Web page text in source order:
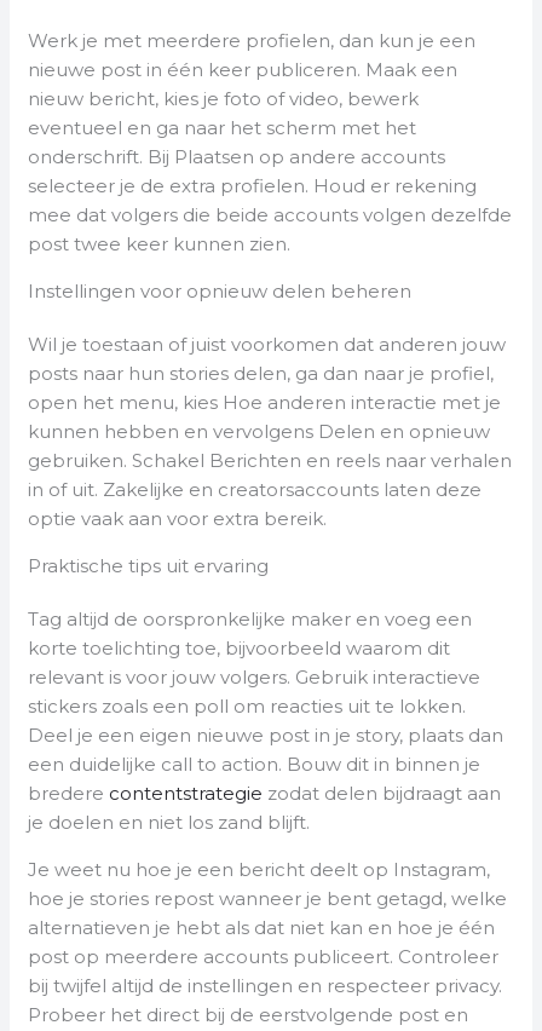
Werk je met meerdere profielen, dan kun je een
nieuwe post in één keer publiceren. Maak een
nieuw bericht, kies je foto of video, bewerk
eventueel en ga naar het scherm met het
onderschrift. Bij Plaatsen op andere accounts
selecteer je de extra profielen. Houd er rekening
mee dat volgers die beide accounts volgen dezelfde
post twee keer kunnen zien.
Instellingen voor opnieuw delen beheren
Wil je toestaan of juist voorkomen dat anderen jouw
posts naar hun stories delen, ga dan naar je profiel,
open het menu, kies Hoe anderen interactie met je
kunnen hebben en vervolgens Delen en opnieuw
gebruiken. Schakel Berichten en reels naar verhalen
in of uit. Zakelijke en creatorsaccounts laten deze
optie vaak aan voor extra bereik.
Praktische tips uit ervaring
Tag altijd de oorspronkelijke maker en voeg een
korte toelichting toe, bijvoorbeeld waarom dit
relevant is voor jouw volgers. Gebruik interactieve
stickers zoals een poll om reacties uit te lokken.
Deel je een eigen nieuwe post in je story, plaats dan
een duidelijke call to action. Bouw dit in binnen je
bredere contentstrategie zodat delen bijdraagt aan
je doelen en niet los zand blijft.
Je weet nu hoe je een bericht deelt op Instagram,
hoe je stories repost wanneer je bent getagd, welke
alternatieven je hebt als dat niet kan en hoe je één
post op meerdere accounts publiceert. Controleer
bij twijfel altijd de instellingen en respecteer privacy.
Probeer het direct bij de eerstvolgende post en